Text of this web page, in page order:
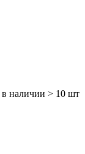
в наличии > 10 шт